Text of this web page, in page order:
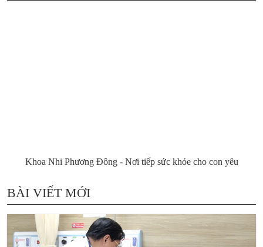
Khoa Nhi Phương Đông - Nơi tiếp sức khỏe cho con yêu
BÀI VIẾT MỚI